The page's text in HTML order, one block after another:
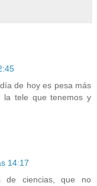
de hoy es pesa más
la tele que tenemos y
14:17
de ciencias, que no